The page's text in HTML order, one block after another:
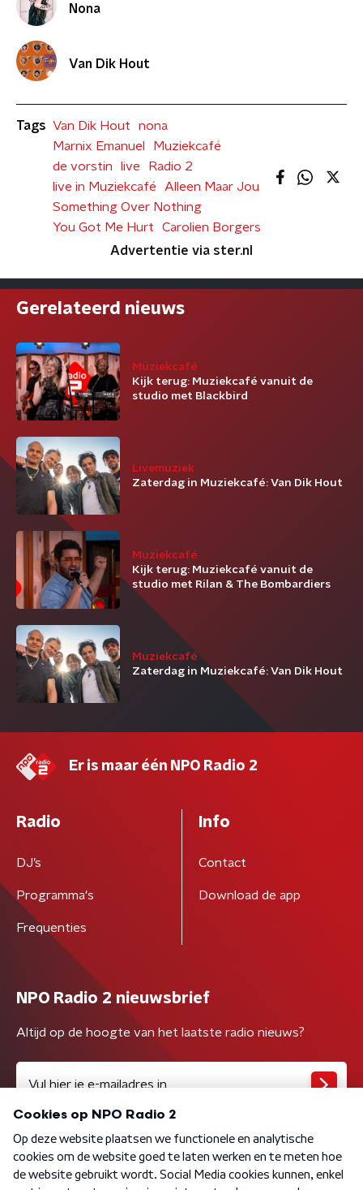
Nona
Van Dik Hout
Tags Van Dik Hout
nona
Marnix Emanuel
Muziekcafé
de vorstin
live
Radio 2
live in Muziekcafé
Alleen Maar Jou
Something Over Nothing
You Got Me Hurt
Carolien Borgers
Advertentie via ster.nl
Gerelateerd nieuws
Muziekcafé
Kijk terug: Muziekcafé vanuit de
studio met Blackbird
Livemuziek
Zaterdag in Muziekcafé: Van Dik Hout
Muziekcafé
Kijk terug: Muziekcafé vanuit de
studio met Rilan & The Bombardiers
Muziekcafé
Zaterdag in Muziekcafé: Van Dik Hout
Er is maar één NPO Radio 2
Radio
DJ’s
Programma's
Frequenties
Info
Contact
Download de app
NPO Radio 2 nieuwsbrief
Altijd op de hoogte van het laatste radio nieuws?
Algemene voorwaarden